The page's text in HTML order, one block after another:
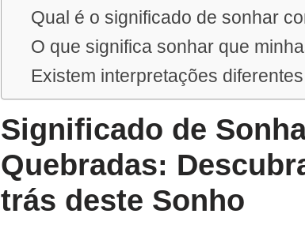
Qual é o significado de sonhar
O que significa sonhar que
Existem interpretações
Significado de
Quebradas:
trás deste Sonho